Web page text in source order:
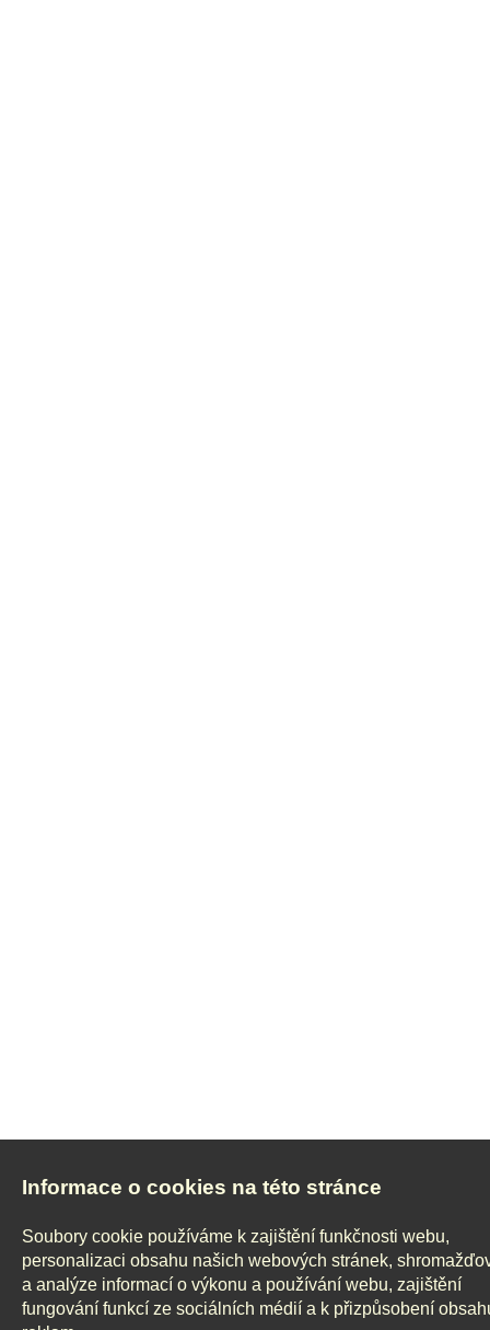
Informace o cookies na této stránce
Soubory cookie používáme k zajištění funkčnosti webu,
personalizaci obsahu našich webových stránek,
a analýze informací o výkonu a používání webu, zajištění
fungování funkcí ze sociálních médií a k přizpůsobení